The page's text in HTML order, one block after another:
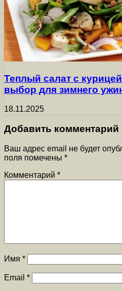
Теплый салат с
выбор для зимнего
18.11.2025
Добавить комментарий
Ваш адрес email не будет
поля помечены *
Комментарий *
Имя *
Email *